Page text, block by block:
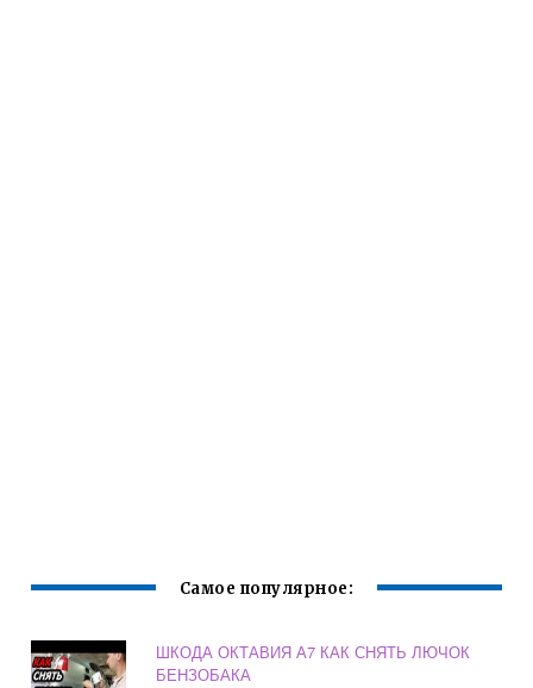
Самое популярное:
ШКОДА ОКТАВИЯ А7 КАК СНЯТЬ ЛЮЧОК
БЕНЗОБАКА